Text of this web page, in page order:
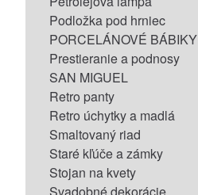
Podložka pod hrniec
PORCELÁNOVÉ BÁBIKY
Prestieranie a podnosy
SAN MIGUEL
Retro panty
Retro úchytky a madlá
Smaltovaný riad
Staré kľúče a zámky
Stojan na kvety